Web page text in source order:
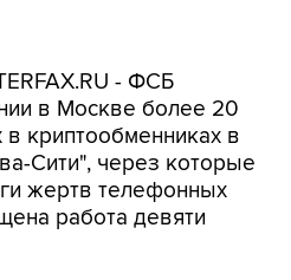
- ФСБ
в Москве более 20
криптообменниках в
Сити", через которые
жертв телефонных
работа девяти